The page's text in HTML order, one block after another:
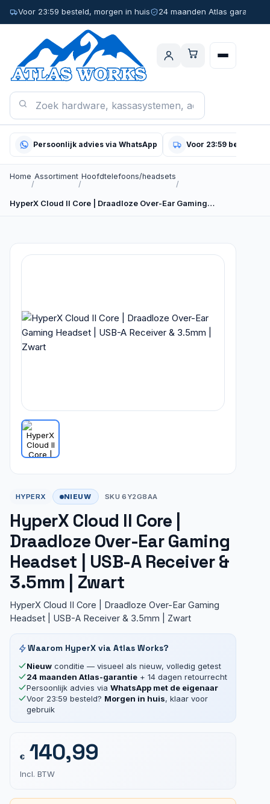
Voor 23:59 besteld, morgen in huis 24 maanden Atlas garantie
Persoonlijk advies via WhatsApp Voor 23:59 besteld,
Home
/
Assortiment
/
Hoofdtelefoons/headsets
/
HyperX Cloud II Core | Draadloze Over-Ear Gaming…
HYPERX NIEUW SKU 6Y2G8AA
HyperX Cloud II Core |
Draadloze Over-Ear Gaming
Headset | USB-A Receiver &
3.5mm | Zwart
HyperX Cloud II Core | Draadloze Over-Ear Gaming
Headset | USB-A Receiver & 3.5mm | Zwart
Waarom HyperX via Atlas Works?
Nieuw conditie — visueel als nieuw, volledig getest
24 maanden Atlas-garantie + 14 dagen retourrecht
Persoonlijk advies via WhatsApp met de eigenaar
Voor 23:59 besteld? Morgen in huis, klaar voor
gebruik
€140,99
Incl. BTW